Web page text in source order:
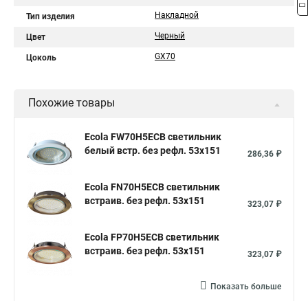
Тип изделия Накладной
Цвет Черный
Цоколь GX70
Похожие товары
Ecola FW70H5ECB светильник
белый встр. без рефл. 53x151
286,36 ₽
Ecola FN70H5ECB светильник
встраив. без рефл. 53x151
323,07 ₽
Ecola FP70H5ECB светильник
встраив. без рефл. 53x151
323,07 ₽
Показать больше